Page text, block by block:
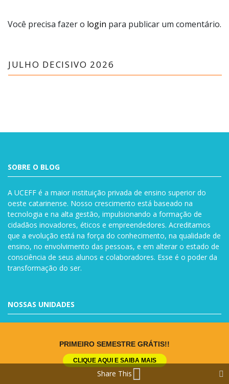
PRIMEIRO SEMESTRE GRÁTIS!!
CLIQUE AQUI E SAIBA MAIS
Você precisa fazer o login para publicar um comentário.
JULHO DECISIVO 2026
SOBRE O BLOG
A UCEFF é a maior instituição privada de ensino superior do
oeste catarinense. Nosso crescimento está baseado na
tecnologia e na alta gestão, impulsionando a formação de
cidadãos inovadores, éticos e empreendedores. Acreditamos
que a evolução está na força do conhecimento, na qualidade de
ensino, no envolvimento das pessoas, e em alterar o estado de
consciência de seus alunos e colaboradores. Esse é o poder da
transformação do ser.
NOSSAS UNIDADES
Share This